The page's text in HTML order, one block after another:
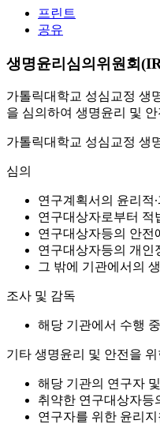
프린트
공유
생명윤리심의위원회
가톨릭대학교 성심교정 생
을 심의하여 생명윤리 및
가톨릭대학교 성심교정 생
심의
연구계획서의 윤리적
연구대상자로부터 적
연구대상자등의 안전
연구대상자등의 개인
그 밖에 기관에서의
조사 및 감독
해당 기관에서 수행
기타 생명윤리 및 안전을
해당 기관의 연구자
취약한 연구대상자등
연구자를 위한 윤리지